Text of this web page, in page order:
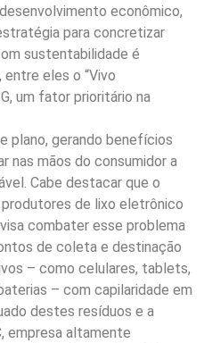
econômico,
para concretizar
sustentabilidade é
eles o “Vivo
um fator prioritário na
plano, gerando benefícios
nas mãos do consumidor a
Cabe destacar que o
de lixo eletrônico
combater esse problema
de coleta e destinação
– como celulares, tablets,
– com capilaridade em
destes resíduos e a
empresa altamente